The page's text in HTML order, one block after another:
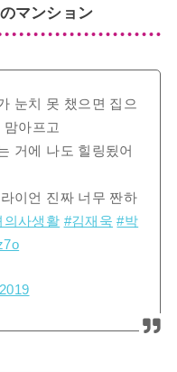
マンション
눈치 못 챘으면 집으
맘아프고
거에 나도 힐링됬어
이언 진짜 너무 짠하
의사생활 #김재욱 #박